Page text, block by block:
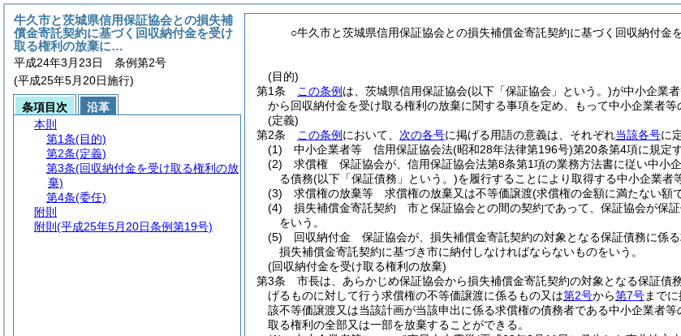
○牛久市と茨城県信用保証協会との損失補償金寄託契約に基づく回収納付金
(目的)
第1条
この条例 は、茨城県信用保証協会(以下「保証協会」という。)が中小企業
から回収納付金を受け取る権利の放棄に関する事項を定め、もって中小企業者等
(定義)
第2条
この条例 において、 次の各号に掲げる用語の意義は、それぞれ当該各号に
(1)
中小企業者等 信用保証協会法(昭和28年法律第196号)第20条第4項に規定
(2)
求償権 保証協会が、信用保証協会法第8条第1項の業務方法書に従い中小
る債務(以下「保証債務」という。)を履行することにより取得する中小企業者
(3)
求償権の放棄等 求償権の放棄又は不等価譲渡(求償権の金額に満たない額
(4)
損失補償金寄託契約 市と保証協会との間の契約であって、保証協会が保
をいう。
(5)
回収納付金 保証協会が、損失補償金寄託契約の対象となる保証債務に係
損失補償金寄託契約に基づき市に納付しなければならないものをいう。
(回収納付金を受け取る権利の放棄)
第3条
市長は、あらかじめ保証協会から損失補償金寄託契約の対象となる保証
げるものに対して行う求償権の不等価譲渡に係るもの又は第2号から第7号まで
該不等価譲渡又は当該計画が当該申出に係る求償権の債務者である中小企業者
取る権利の全部又は一部を放棄することができる。
牛久市と茨城県信用保証協会との損失補
償金寄託契約に基づく回収納付金を受け
取る権利の放棄に…
平成24年3月23日 条例第2号
(平成25年5月20日施行)
条項目次
沿革
本則
第1条(目的)
第2条(定義)
第3条(回収納付金を受け取る権利の放
棄)
第4条(委任)
附則
附則 (平成25年5月20日条例第19号)